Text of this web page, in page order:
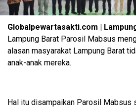
Globalpewartasakti.com |
Lampung Barat Parosil Mabsus
alasan masyarakat Lampung Barat
anak-anak mereka.
Hal itu disampaikan Parosil Mabsus